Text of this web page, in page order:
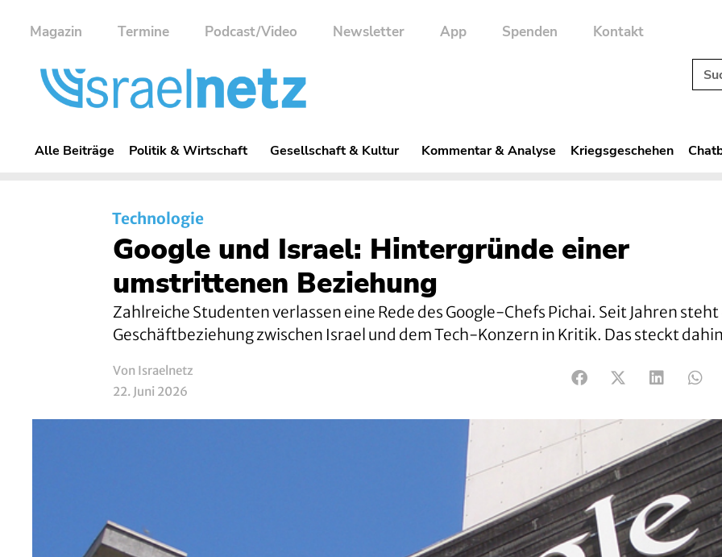
Magazin Termine Podcast/Video Newsletter App Spenden Kontakt
Alle Beiträge Politik & Wirtschaft Gesellschaft & Kultur Kommentar & Analyse Kriegsgeschehen
Technologie
Google und Israel: Hintergründe einer
umstrittenen Beziehung
Zahlreiche Studenten verlassen eine Rede des Google-Chefs Pichai. Seit Jahren steht
Geschäftbeziehung zwischen Israel und dem Tech-Konzern in Kritik. Das steckt
Von Israelnetz
22. Juni 2026